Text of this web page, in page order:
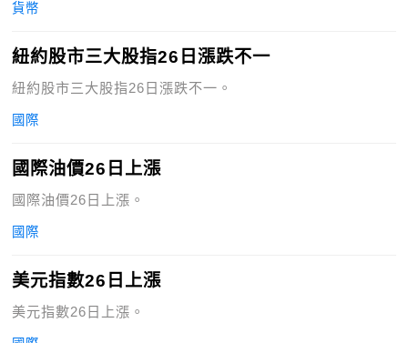
貨幣
紐約股市三大股指26日漲跌不一
紐約股市三大股指26日漲跌不一。
國際
國際油價26日上漲
國際油價26日上漲。
國際
美元指數26日上漲
美元指數26日上漲。